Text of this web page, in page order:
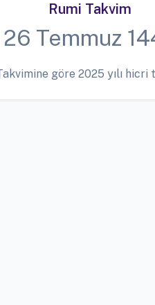
Rumi Takvim
26 Temmuz
göre 2025 yılı